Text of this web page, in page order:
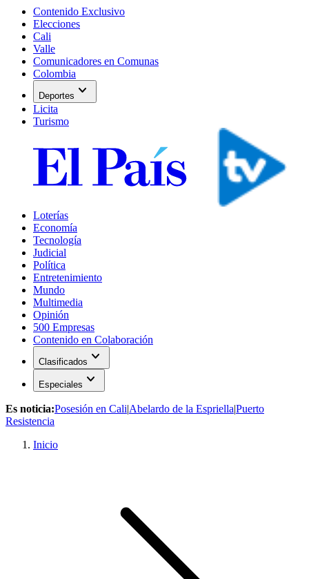
Contenido Exclusivo
Elecciones
Cali
Valle
Comunicadores en Comunas
Colombia
Deportes expand_more
Licita
Turismo
Loterías
Economía
Tecnología
Judicial
Política
Entretenimiento
Mundo
Multimedia
Opinión
500 Empresas
Contenido en Colaboración
Clasificados expand_more
Especiales expand_more
Es noticia:Posesión en Cali|Abelardo de la Espriella|Puerto
Resistencia
Inicio